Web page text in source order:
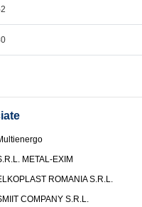
METAL-EXIM
ROMANIA S.R.L.
COMPANY S.R.L.